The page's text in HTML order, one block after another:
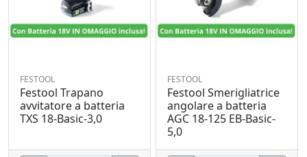
FESTOOL
Festool Trapano
avvitatore a batteria
TXS 18-Basic-3,0
FESTOOL
Festool Smerigliatrice
angolare a batteria
AGC 18-125 EB-Basic-
5,0